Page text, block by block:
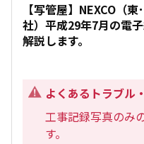
【写管屋】NEXCO（
社）平成29年7月の電
解説します。
よくあるトラブル
工事記録写真のみ
す。